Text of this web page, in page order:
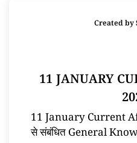
Created by
11 JANUARY
11 January Current
से संबंधित General